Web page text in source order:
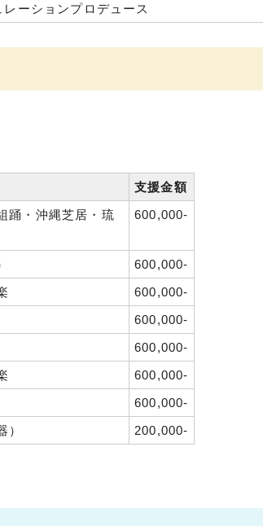
レーションプロデュース
支援金額
踊・沖縄芝居・琉
600,000-
600,000-
600,000-
600,000-
600,000-
600,000-
600,000-
） 200,000-